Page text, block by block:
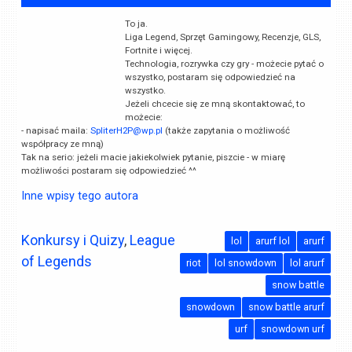
To ja.
Liga Legend, Sprzęt Gamingowy, Recenzje, GLS,
Fortnite i więcej.
Technologia, rozrywka czy gry - możecie pytać o
wszystko, postaram się odpowiedzieć na
wszystko.
Jeżeli chcecie się ze mną skontaktować, to
możecie:
- napisać maila:SpliterH2P@wp.pl (także zapytania o możliwość
współpracy ze mną)
Tak na serio: jeżeli macie jakiekolwiek pytanie, piszcie - w miarę
możliwości postaram się odpowiedzieć ^^
Inne wpisy tego autora
Konkursy i Quizy, League
of Legends
arurf
arurf lol
lol
lol arurf
lol snowdown
riot
snow battle
snow battle arurf
snowdown
snowdown urf
urf